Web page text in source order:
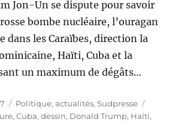
Jon-Un se dispute pour savoir
bombe nucléaire, l’ouragan
dans les Caraïbes, direction la
Haïti, Cuba et la
un maximum de dégâts…
Catégories
Politique, actualités,Sudpresse
,Cuba,dessin, Donald Trump, Haïti,